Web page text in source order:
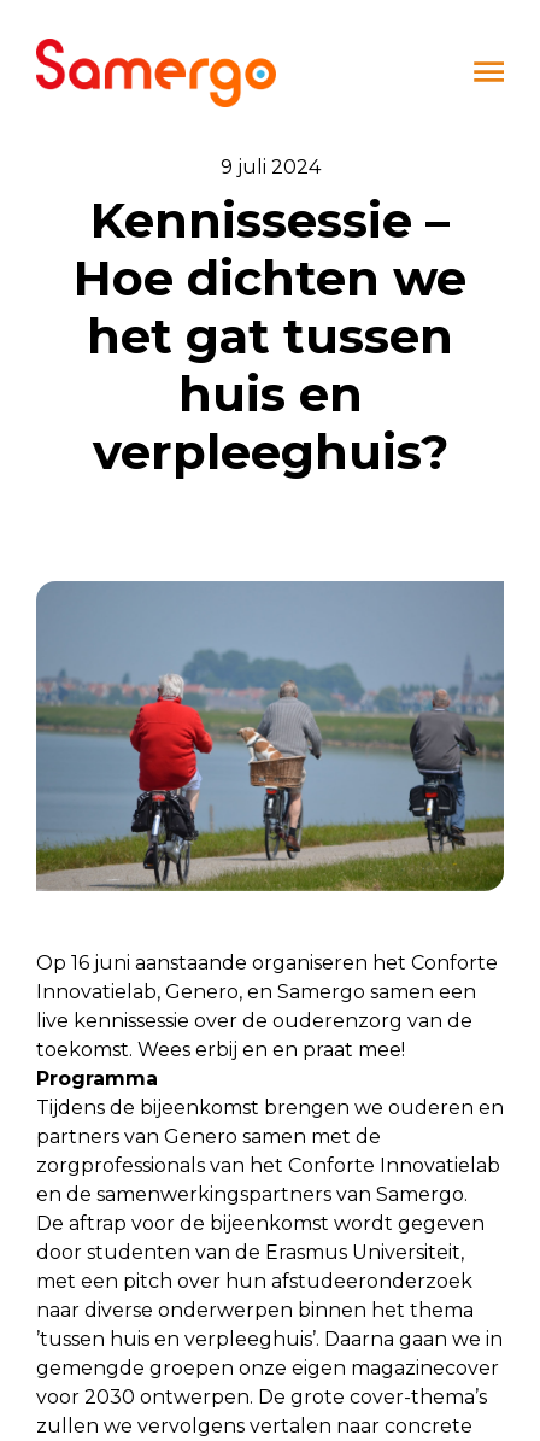
9 juli 2024
Kennissessie –
Hoe dichten we
het gat tussen
huis en
verpleeghuis?
Op 16 juni aanstaande organiseren het Conforte
Innovatielab, Genero, en Samergo samen een
live kennissessie over de ouderenzorg van de
toekomst. Wees erbij en en praat mee!
Programma
Tijdens de bijeenkomst brengen we ouderen en
partners van Genero samen met de
zorgprofessionals van het Conforte Innovatielab
en de samenwerkingspartners van Samergo.
De aftrap voor de bijeenkomst wordt gegeven
door studenten van de Erasmus Universiteit,
met een pitch over hun afstudeeronderzoek
naar diverse onderwerpen binnen het thema
’tussen huis en verpleeghuis’. Daarna gaan we in
gemengde groepen onze eigen magazinecover
voor 2030 ontwerpen. De grote cover-thema’s
zullen we vervolgens vertalen naar concrete